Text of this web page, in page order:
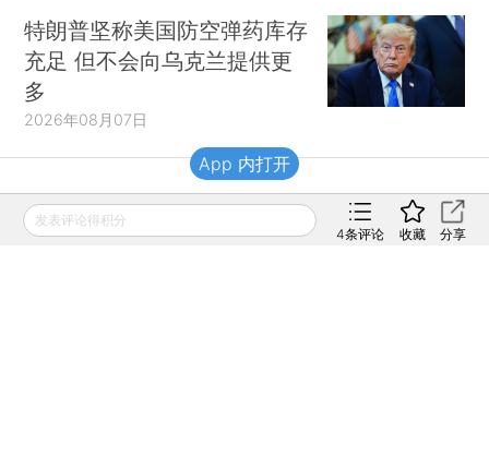
特朗普坚称美国防空弹药库存
充足 但不会向乌克兰提供更
多
2026年08月07日
财新移动
发表评论得积分
4条评论 收藏 分享
App 内打开